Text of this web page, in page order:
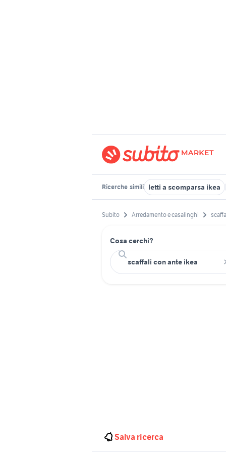
Ricerche simili letti a scomparsa ikea
Subito Arredamento e casalinghi
Cosa cerchi?
Salva ricerca